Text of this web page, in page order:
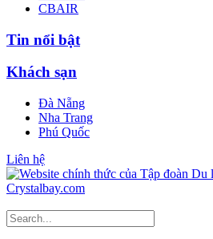
CBAIR
Tin nổi bật
Khách sạn
Đà Nẵng
Nha Trang
Phú Quốc
Liên hệ